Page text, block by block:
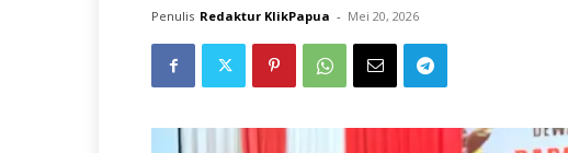
Penulis Redaktur KlikPapua - Mei 20, 2026